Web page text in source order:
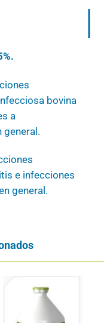
bovina
a
general.
e infecciones
general.